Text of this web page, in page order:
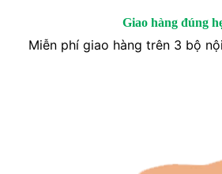
Giao hàng đúng
Miễn phí giao hàng trên 3 bộ